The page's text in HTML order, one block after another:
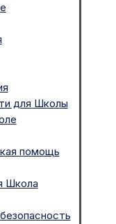
для Школы
помощь
Школа